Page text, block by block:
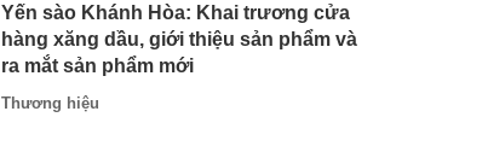
Yến sào Khánh Hòa: Khai trương cửa
hàng xăng dầu, giới thiệu sản phẩm và
ra mắt sản phẩm mới
Thương hiệu